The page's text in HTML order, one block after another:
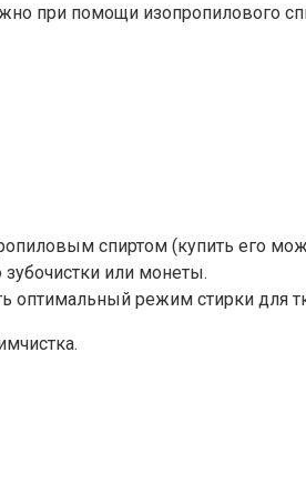
при помощи изопропилового
спиртом (купить его
или монеты.
оптимальный режим стирки для